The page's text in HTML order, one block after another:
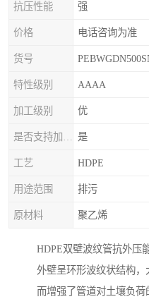
抗压性能 强
价格 电话咨询为准
货号
特性级别 AAAA
加工级别 优
是
工艺 HDPE
用途范围 排污
原材料 聚乙烯
HDPE双壁波纹管抗外压
外壁呈环形波纹状结构
而增强了管道对土壤负荷